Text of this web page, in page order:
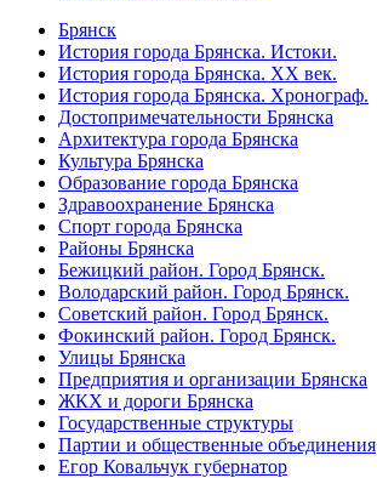
Брянск
История города Брянска. Истоки.
История города Брянска. XX век.
История города Брянска. Хронограф.
Достопримечательности Брянска
Архитектура города Брянска
Культура Брянска
Образование города Брянска
Здравоохранение Брянска
Спорт города Брянска
Районы Брянска
Бежицкий район. Город Брянск.
Володарский район. Город Брянск.
Советский район. Город Брянск.
Фокинский район. Город Брянск.
Улицы Брянска
Предприятия и организации Брянска
ЖКХ и дороги Брянска
Государственные структуры
Партии и общественные объединения
Егор Ковальчук губернатор